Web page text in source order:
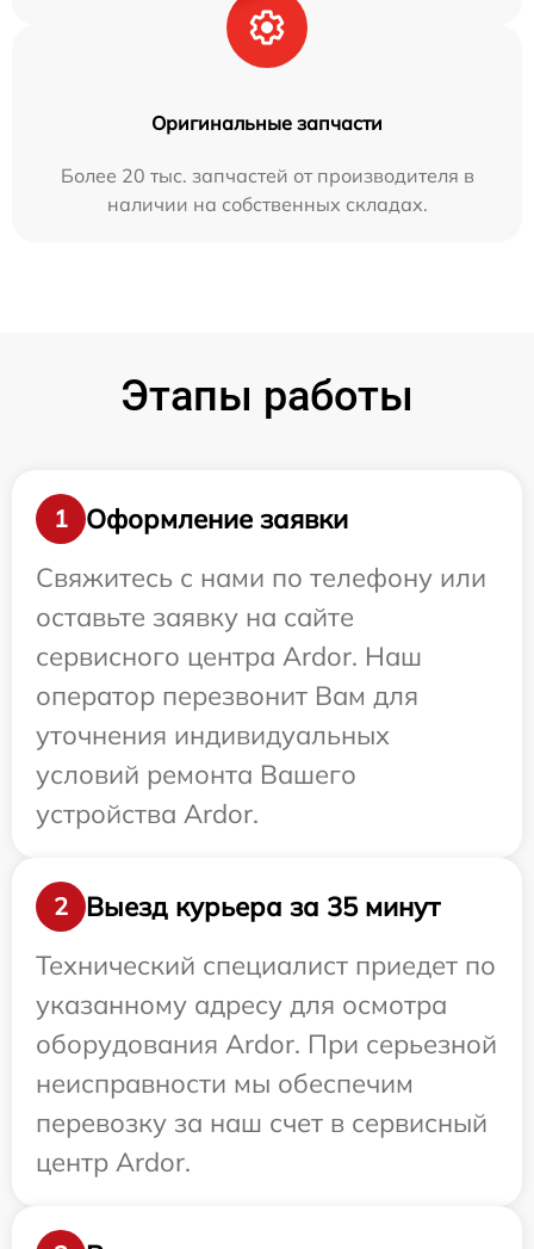
Оригинальные запчасти
Более 20 тыс. запчастей от производителя в
наличии на собственных складах.
Этапы работы
1
Оформление заявки
Свяжитесь с нами по телефону или
оставьте заявку на сайте
сервисного центра Ardor. Наш
оператор перезвонит Вам для
уточнения индивидуальных
условий ремонта Вашего
устройства Ardor.
2
Выезд курьера за 35 минут
Технический специалист приедет по
указанному адресу для осмотра
оборудования Ardor. При серьезной
неисправности мы обеспечим
перевозку за наш счет в сервисный
центр Ardor.